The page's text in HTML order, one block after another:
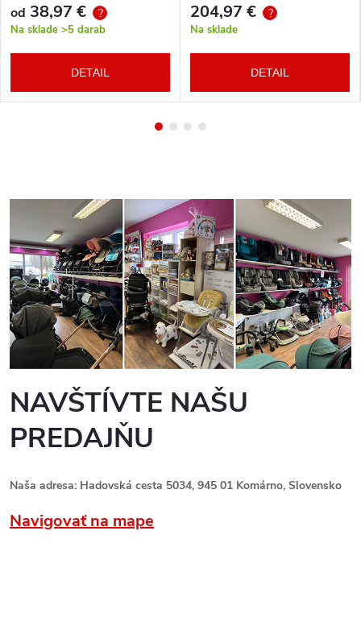
od 38,97 € ?
Na sklade >5 darab
DETAIL
204,97 € ?
Na sklade
DETAIL
NAVŠTÍVTE NAŠU
PREDAJŇU
Naša adresa: Hadovská cesta 5034, 945 01 Komárno, Slovensko
Navigovať na mape